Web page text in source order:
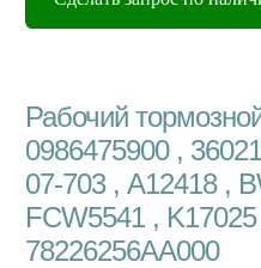
Рабочий
0986475900 ,
07-703 , A12418 ,
FCW5541 ,
78226256AA000